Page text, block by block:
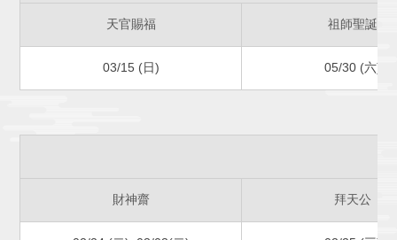
天官賜福 祖師聖誕
03/15 (日) 05/30 (六)
財神齋 拜天公